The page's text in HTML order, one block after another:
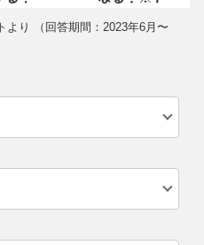
より （回答期間：2023年6月〜